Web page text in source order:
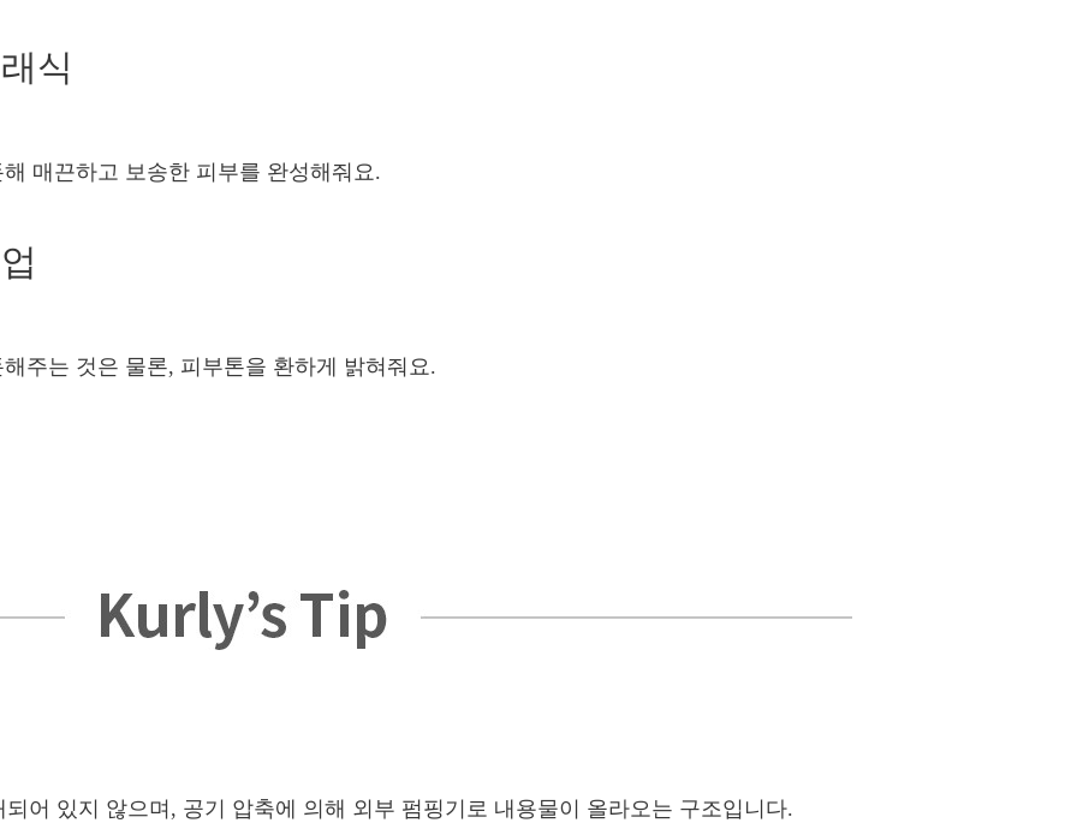
식
매끈하고 보송한 피부를 완성해줘요.
주는 것은 물론, 피부톤을 환하게 밝혀줘요.
어 있지 않으며, 공기 압축에 의해 외부 펌핑기로 내용물이 올라오는 구조입니다.